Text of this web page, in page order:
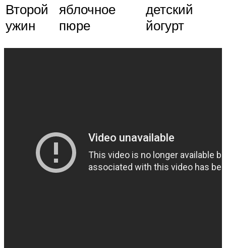
Второй
ужин
яблочное
пюре
детский
йогурт